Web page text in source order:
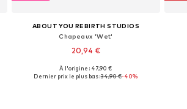
ABOUT YOU REBIRTH STUDIOS
Chapeaux 'Wet'
20,94 €
Tailles disponibles: 55-60
À l'origine : 47,90 €
Dernier prix le plus bas :34,90 €-40%